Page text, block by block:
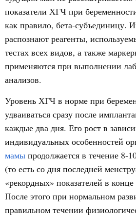
показатели ХГЧ при
как правило, бета-субъединицу.
распознают реагенты,
тестах всех видов, а также
применяются при выполнении
анализов.
Уровень ХГЧ в норме при
удваиваться сразу после
каждые два дня. Его рост в
индивидуальных особенностей
мамы продолжается в течение 8-
(то есть со дня последней
«рекордных» показателей в
После этого при нормальном
правильном течении